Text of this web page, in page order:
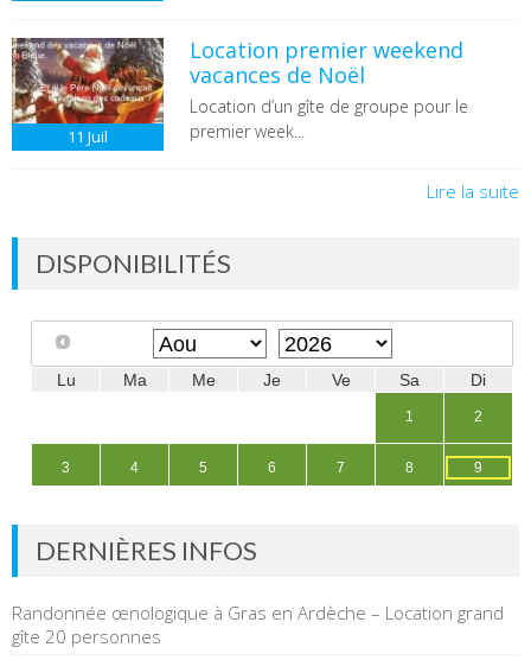
11 Juil
Location premier weekend
vacances de Noël
Location d’un gîte de groupe pour le
premier week...
Lire la suite
DISPONIBILITÉS
DERNIÈRES INFOS
Randonnée œnologique à Gras en Ardèche – Location grand
gîte 20 personnes